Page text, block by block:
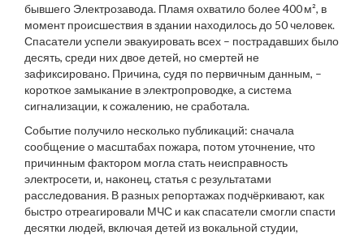
бывшего Электрозавода. Пламя охватило более 400 м², в
момент происшествия в здании находилось до 50 человек.
Спасатели успели эвакуировать всех – пострадавших было
десять, среди них двое детей, но смертей не
зафиксировано. Причина, судя по первичным данным, –
короткое замыкание в электропроводке, а система
сигнализации, к сожалению, не сработала.
Событие получило несколько публикаций: сначала
сообщение о масштабах пожара, потом уточнение, что
причинным фактором могла стать неисправность
электросети, и, наконец, статья с результатами
расследования. В разных репортажах подчёркивают, как
быстро отреагировали МЧС и как спасатели смогли спасти
десятки людей, включая детей из вокальной студии,